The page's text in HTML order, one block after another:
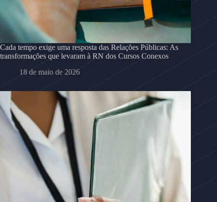
Cada tempo exige uma resposta das Relações Públicas: As
transformações que levaram à RN dos Cursos Conexos
18 de maio de 2026